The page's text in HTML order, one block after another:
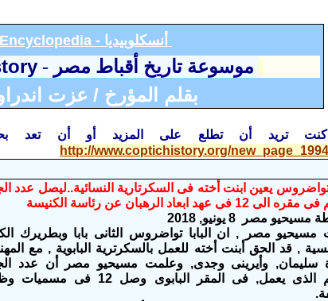
Encyclopedia - أنسكلوبيديا
موسوعة تاريخ أقباط مصر -
بقلم المؤرخ / عزت
كنت تريد أن تطلع على المزيد أو أن تعد
http://www.coptichistory.org/
تواضروس يعين ابنت أخته فى السكرتارية النسائية..ليصل عدد
12 فى عهد ابعاد الرهبان عن رئاسة الكنيسة
مصر 8 يونيو, 2018
مسيحيو مصر , ان البابا تواضروس الثانى بابا وبطريرك
, قد الحق أبنت أخته للعمل بالسكرترية البابوية , مع
سليمان, وأيرينى وجدى, وعلمت مسيحيو مصر أن عدد
الناعم الذى يعمل, فى المقر البابوى وصل 12 فى